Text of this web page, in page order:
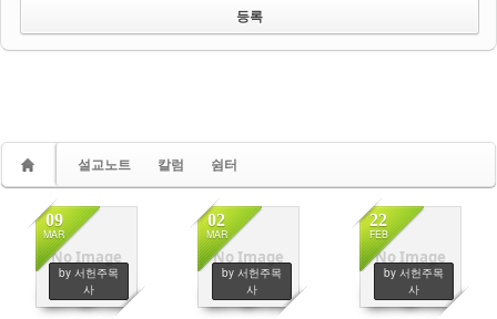
설교노트 칼럼 쉼터
No Image
09
MAR
by 서헌주목
사
1960
No Image
02
MAR
by 서헌주목
사
1917
No Image
22
FEB
by 서헌주목
사
2074